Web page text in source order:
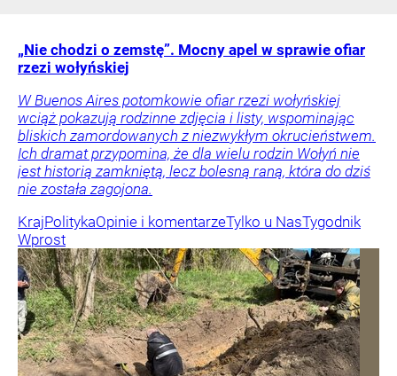
„Nie chodzi o zemstę”. Mocny apel w sprawie ofiar
rzezi wołyńskiej
W Buenos Aires potomkowie ofiar rzezi wołyńskiej
wciąż pokazują rodzinne zdjęcia i listy, wspominając
bliskich zamordowanych z niezwykłym okrucieństwem.
Ich dramat przypomina, że dla wielu rodzin Wołyń nie
jest historią zamkniętą, lecz bolesną raną, która do dziś
nie została zagojona.
KrajPolitykaOpinie i komentarzeTylko u NasTygodnik
Wprost